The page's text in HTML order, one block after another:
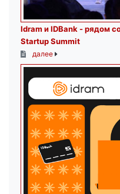
Idram и IDBank - рядом
Startup Summit
далее